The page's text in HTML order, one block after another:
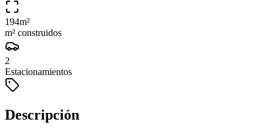
194m²
m² construidos
2
Estacionamientos
Descripción